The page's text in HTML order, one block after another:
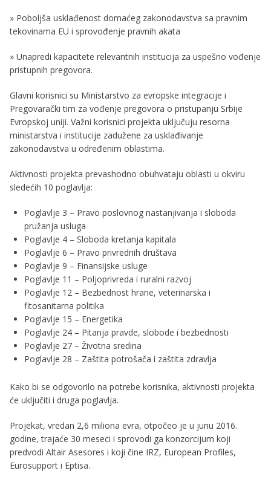
» Poboljša usklađenost domaćeg zakonodavstva sa pravnim
tekovinama EU i sprovođenje pravnih akata
» Unapredi kapacitete relevantnih institucija za uspešno vođenje
pristupnih pregovora.
Glavni korisnici su Ministarstvo za evropske integracije i
Pregovarački tim za vođenje pregovora o pristupanju Srbije
Evropskoj uniji. Važni korisnici projekta uključuju resorna
ministarstva i institucije zadužene za usklađivanje
zakonodavstva u određenim oblastima.
Aktivnosti projekta prevashodno obuhvataju oblasti u okviru
sledećih 10 poglavlja:
Poglavlje 3 – Pravo poslovnog nastanjivanja i sloboda
pružanja usluga
Poglavlje 4 – Sloboda kretanja kapitala
Poglavlje 6 – Pravo privrednih društava
Poglavlje 9 – Finansijske usluge
Poglavlje 11 – Poljoprivreda i ruralni razvoj
Poglavlje 12 – Bezbednost hrane, veterinarska i
fitosanitarna politika
Poglavlje 15 – Energetika
Poglavlje 24 – Pitanja pravde, slobode i bezbednosti
Poglavlje 27 – Životna sredina
Poglavlje 28 – Zaštita potrošača i zaštita zdravlja
Kako bi se odgovorilo na potrebe korisnika, aktivnosti projekta
će uključiti i druga poglavlja.
Projekat, vredan 2,6 miliona evra, otpočeo je u junu 2016.
godine, trajaće 30 meseci i sprovodi ga konzorcijum koji
predvodi Altair Asesores i koji čine IRZ, European Profiles,
Eurosupport i Eptisa.